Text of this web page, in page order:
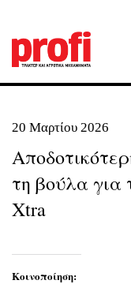
20 Μαρτίου 2026
τη βούλα για
Xtra
Κοινοποίηση: